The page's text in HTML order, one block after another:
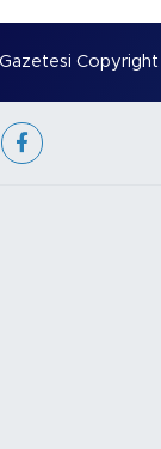
Copyright